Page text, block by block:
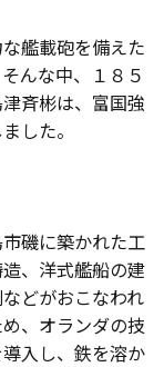
艦載砲を備えた
んな中、１８５
斉彬は、富国強
した。
磯に築かれた工
、洋式艦船の建
どがおこなわれ
、オランダの技
入し、鉄を溶か